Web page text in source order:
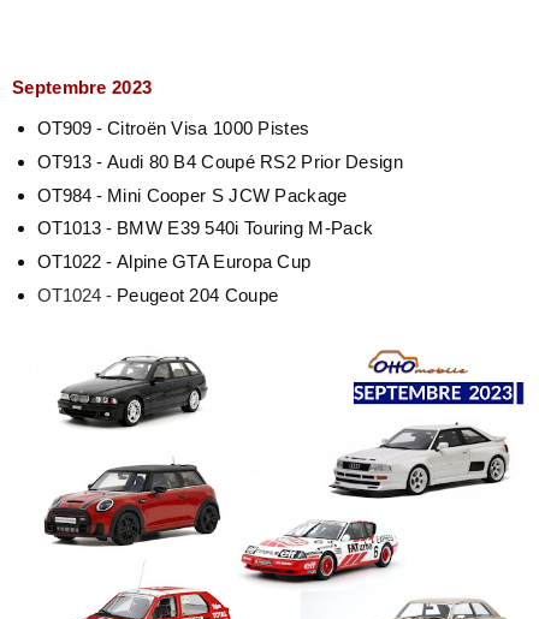
Septembre 2023
OT909 - Citroën Visa 1000 Pistes
OT913 - Audi 80 B4 Coupé RS2 Prior Design
OT984 - Mini Cooper S JCW Package
OT1013 - BMW E39 540i Touring M-Pack
OT1022 - Alpine GTA Europa Cup
OT1024 - Peugeot 204 Coupe